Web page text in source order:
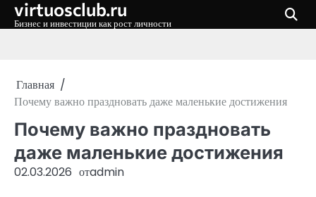
Перейти
virtuosclub.ru
Бизнес и инвестиции как рост личности
Главная
Почему важно праздновать даже маленькие достижения
Почему важно праздновать
даже маленькие достижения
02.03.2026 отadmin